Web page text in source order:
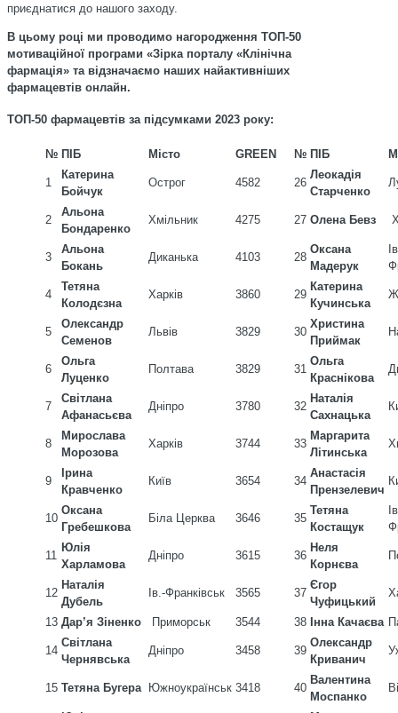
приєднатися до нашого заходу.
В цьому році ми проводимо нагородження ТОП-50
мотиваційної програми «Зірка порталу «Клінічна
фармація» та відзначаємо наших найактивніших
фармацевтів онлайн.
ТОП-50 фармацевтів за підсумками 2023 року:
№ ПІБ Місто GREEN № ПІБ
1
Катерина
Бойчук
Острог 4582 26
Леокадія
Старченко
2
Альона
Бондаренко
Хмільник 4275 27 Олена Бевз
3
Альона
Бокань
Диканька 4103 28
Оксана
Мадерук
4
Тетяна
Колодєзна
Харків 3860 29
Катерина
Кучинська
5
Олександр
Семенов
Львів 3829 30
Христина
Приймак
6
Ольга
Луценко
Полтава 3829 31
Ольга
Краснікова
7
Світлана
Афанасьєва
Дніпро 3780 32
Наталія
Сахнацька
8
Мирослава
Морозова
Харків 3744 33
Маргарита
Літинська
9
Ірина
Кравченко
Київ 3654 34
Анастасія
Прензелевич
10
Оксана
Гребешкова
Біла Церква 3646 35
Тетяна
Костащук
11
Юлія
Харламова
Дніпро 3615 36
Неля
Корнєва
12
Наталія
Дубель
Ів.-Франківськ 3565 37
Єгор
Чуфицький
13 Дар’я Зіненко Приморськ 3544 38 Інна Качаєва
14
Світлана
Чернявська
Дніпро 3458 39
Олександр
Криванич
15 Тетяна Бугера Южноукраїнськ 3418 40
Валентина
Моспанко